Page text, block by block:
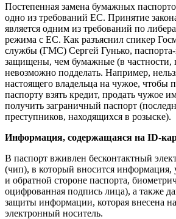
Постепенная замена бумажных
одно из требований ЕС. Принятие
является одним из требований по
режима с ЕС. Как разъяснил спикер
службы (ГМС) Сергей Гунько,
защищены, чем бумажные (в частности,
невозможно подделать. Например,
настоящего владельца на чужое, чтобы
паспорту взять кредит, продать чужое
получить заграничный паспорт
преступников, находящихся в розыске).
Информация, содержащаяся на ID-
В паспорт вживлен бесконтактный
(чип), в который вносится информация,
и обратной стороне паспорта,
оцифрованная подпись лица), а также
защиты информации, которая внесена
электронный носитель.